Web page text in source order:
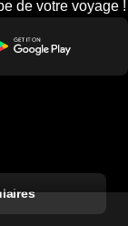
de votre voyage !